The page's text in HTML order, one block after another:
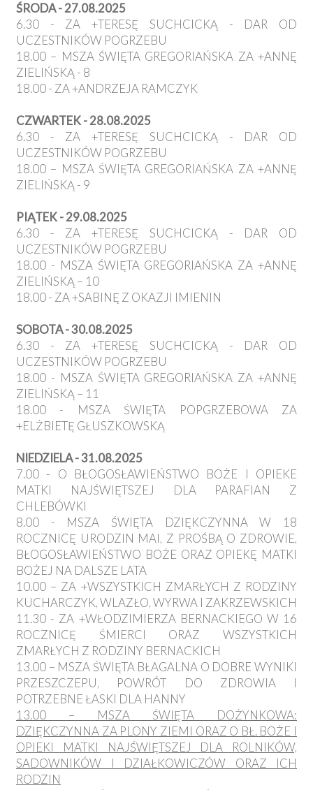
ŚRODA - 27.08.2025
6.30 - ZA +TERESĘ SUCHCICKĄ - DAR OD
UCZESTNIKÓW POGRZEBU
18.00 – MSZA ŚWIĘTA GREGORIAŃSKA ZA +ANNĘ
ZIELIŃSKĄ - 8
18.00 - ZA +ANDRZEJA RAMCZYK
CZWARTEK - 28.08.2025
6.30 - ZA +TERESĘ SUCHCICKĄ - DAR OD
UCZESTNIKÓW POGRZEBU
18.00 – MSZA ŚWIĘTA GREGORIAŃSKA ZA +ANNĘ
ZIELIŃSKĄ - 9
PIĄTEK - 29.08.2025
6.30 - ZA +TERESĘ SUCHCICKĄ - DAR OD
UCZESTNIKÓW POGRZEBU
18.00 - MSZA ŚWIĘTA GREGORIAŃSKA ZA +ANNĘ
ZIELIŃSKĄ – 10
18.00 - ZA +SABINĘ Z OKAZJI IMIENIN
SOBOTA - 30.08.2025
6.30 - ZA +TERESĘ SUCHCICKĄ - DAR OD
UCZESTNIKÓW POGRZEBU
18.00 - MSZA ŚWIĘTA GREGORIAŃSKA ZA +ANNĘ
ZIELIŃSKĄ – 11
18.00 - MSZA ŚWIĘTA POPGRZEBOWA ZA
+ELŻBIETĘ GŁUSZKOWSKĄ
NIEDZIELA - 31.08.2025
7.00 - O BŁOGOSŁAWIEŃSTWO BOŻE I OPIEKE
MATKI NAJŚWIĘTSZEJ DLA PARAFIAN Z
CHLEBÓWKI
8.00 - MSZA ŚWIĘTA DZIĘKCZYNNA W 18
ROCZNICĘ URODZIN MAI, Z PROŚBĄ O ZDROWIE,
BŁOGOSŁAWIEŃSTWO BOŻE ORAZ OPIEKĘ MATKI
BOŻEJ NA DALSZE LATA
10.00 – ZA +WSZYSTKICH ZMARŁYCH Z RODZINY
KUCHARCZYK, WLAZŁO, WYRWA I ZAKRZEWSKICH
11.30 - ZA +WŁODZIMIERZA BERNACKIEGO W 16
ROCZNICĘ ŚMIERCI ORAZ WSZYSTKICH
ZMARŁYCH Z RODZINY BERNACKICH
13.00 – MSZA ŚWIĘTA BŁAGALNA O DOBRE WYNIKI
PRZESZCZEPU, POWRÓT DO ZDROWIA I
POTRZEBNE ŁASKI DLA HANNY
13.00 – MSZA ŚWIĘTA DOŻYNKOWA:
DZIĘKCZYNNA ZA PLONY ZIEMI ORAZ O BŁ. BOŻE I
OPIEKI MATKI NAJŚWIĘTSZEJ DLA ROLNIKÓW,
SADOWNIKÓW I DZIAŁKOWICZÓW ORAZ ICH
RODZIN